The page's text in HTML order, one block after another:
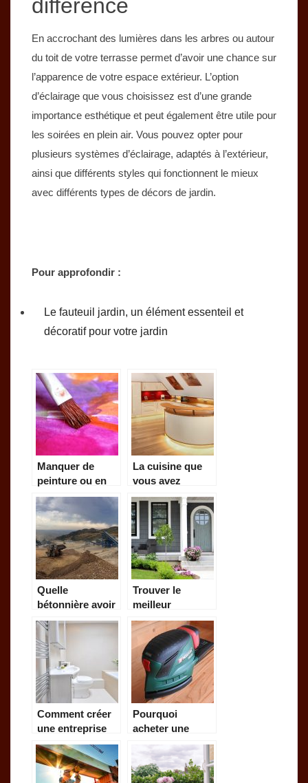
différence
En accrochant des lumières dans les arbres ou autour
du toit de votre terrasse permet d’avoir une chance sur
l’apparence de votre espace extérieur. L’option
d’éclairage que vous choisissez est d’une grande
importance esthétique et peut également être utile pour
les soirées en plein air. Vous pouvez opter pour
plusieurs systèmes d’éclairage, adaptés à l’extérieur,
ainsi que différents styles qui fonctionnent le mieux
avec différents types de décors de jardin.
Pour approfondir :
Le fauteuil jardin, un élément essenteil et
décoratif pour votre jardin
Manquer de
peinture ou en
avoir trop:
comment éviter
cela?
La cuisine que
vous avez
toujours voulu,
c’est possible
Quelle
bétonnière avoir
pour quel type
de chantier?
Trouver le
meilleur
professionnel
pour votre porte
dans le
Calvados.
Comment créer
une entreprise
d’aménagement
de salle de
bain ?
Pourquoi
acheter une
ponceuse à
bande parkside ?